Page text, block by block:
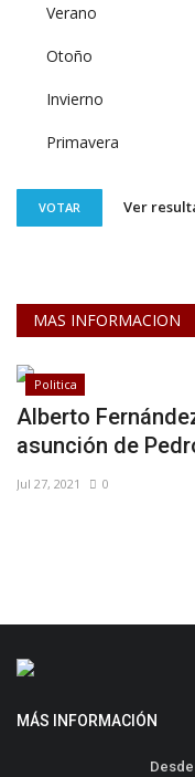
Verano
Otoño
Invierno
Primavera
VOTAR Ver
MAS INFORMACION
Politica
Alberto
asunción de
Jul 27, 2021 0
MÁS INFORMACIÓN